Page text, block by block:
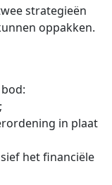
strategieën
oppakken.
in plaat
het financiële